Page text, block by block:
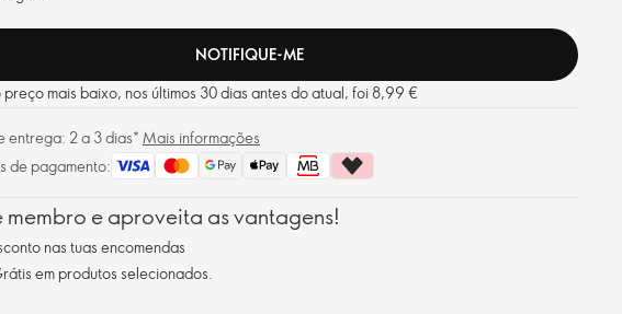
NOTIFIQUE-ME
preço mais baixo, nos últimos 30 dias antes do atual, foi 8,99 €
entrega: 2 a 3 dias* Mais informações
de pagamento:
membro e aproveita as vantagens!
nas tuas encomendas
em produtos selecionados.